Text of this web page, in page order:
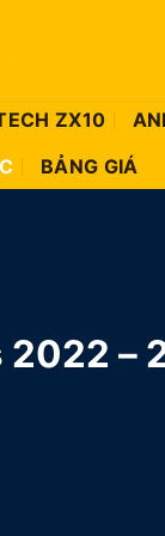
ZX10
BẢNG GIÁ
–